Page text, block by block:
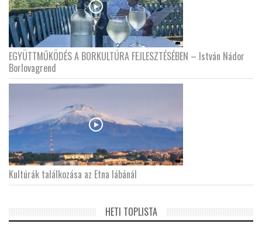
EGYÜTTMŰKÖDÉS A BORKULTÚRA FEJLESZTÉSÉBEN – István Nádor
Borlovagrend
Kultúrák találkozása az Etna lábánál
HETI TOPLISTA